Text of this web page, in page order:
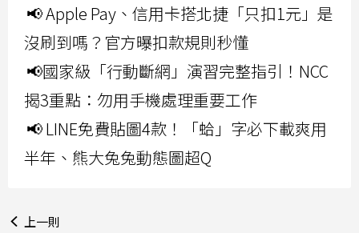
📢 Apple Pay、信用卡搭北捷「只扣1元」是
沒刷到嗎？官方曝扣款規則秒懂
📢國家級「行動斷網」演習完整指引！NCC
揭3重點：勿用手機處理重要工作
📢 LINE免費貼圖4款！「蛤」字必下載爽用
半年、熊大兔兔動態圖超Q
上一則